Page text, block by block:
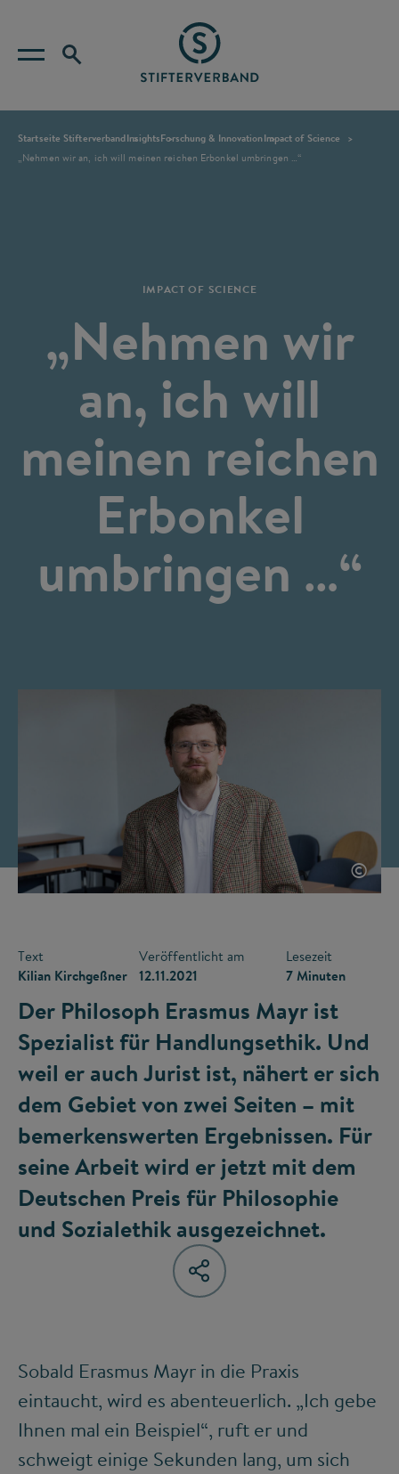
Startseite StifterverbandInsightsForschung & InnovationImpact of Science
„Nehmen wir an, ich will meinen reichen Erbonkel umbringen …“
IMPACT OF SCIENCE
„Nehmen wir
an, ich will
meinen reichen
Erbonkel
umbringen …“
©
Text
Kilian Kirchgeßner
Veröffentlicht am
12.11.2021
Lesezeit
7 Minuten
Der Philosoph Erasmus Mayr ist
Spezialist für Handlungsethik. Und
weil er auch Jurist ist, nähert er sich
dem Gebiet von zwei Seiten – mit
bemerkenswerten Ergebnissen. Für
seine Arbeit wird er jetzt mit dem
Deutschen Preis für Philosophie
und Sozialethik ausgezeichnet.
Sobald Erasmus Mayr in die Praxis
eintaucht, wird es abenteuerlich. „Ich gebe
Ihnen mal ein Beispiel“, ruft er und
schweigt einige Sekunden lang, um sich